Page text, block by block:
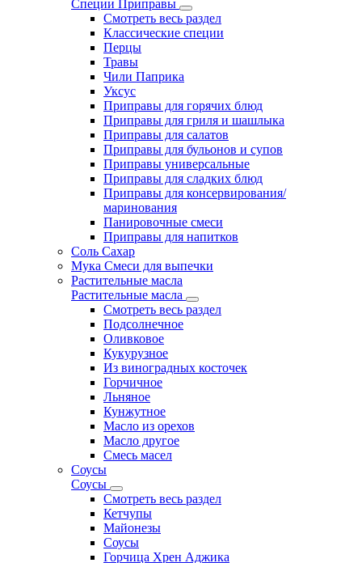
Специи Приправы
Смотреть весь раздел
Классические специи
Перцы
Травы
Чили Паприка
Уксус
Приправы для горячих блюд
Приправы для гриля и шашлыка
Приправы для салатов
Приправы для бульонов и супов
Приправы универсальные
Приправы для сладких блюд
Приправы для консервирования/
маринования
Панировочные смеси
Приправы для напитков
Соль Сахар
Мука Смеси для выпечки
Растительные масла
Растительные масла
Смотреть весь раздел
Подсолнечное
Оливковое
Кукурузное
Из виноградных косточек
Горчичное
Льняное
Кунжутное
Масло из орехов
Масло другое
Смесь масел
Соусы
Соусы
Смотреть весь раздел
Кетчупы
Майонезы
Соусы
Горчица Хрен Аджика